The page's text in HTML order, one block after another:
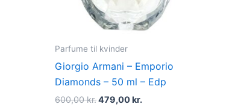
Parfume til kvinder
Giorgio Armani – Emporio
Diamonds – 50 ml – Edp
600,00kr.479,00kr.